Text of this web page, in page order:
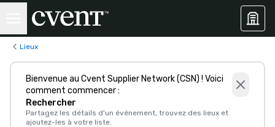
Lieux
Bienvenue au Cvent Supplier Network (CSN) ! Voici
comment commencer :
Rechercher
Partagez les détails d'un événement, trouvez des lieux et
ajoutez-les à votre liste.